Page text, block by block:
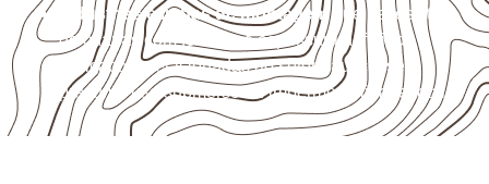
Indústrias e linhas de montagem que necessitam
de chapas com formato e espessura definidos.
Aplicações relacionadas ao setor náutico, sem
presumir uso submerso ou impermeabilidade total.